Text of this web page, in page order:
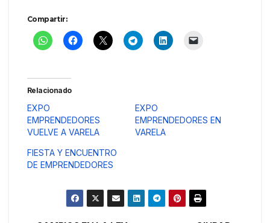
Compartir:
Relacionado
EXPO
EMPRENDEDORES
VUELVE A VARELA
EXPO
EMPRENDEDORES EN
VARELA
FIESTA Y ENCUENTRO
DE EMPRENDEDORES